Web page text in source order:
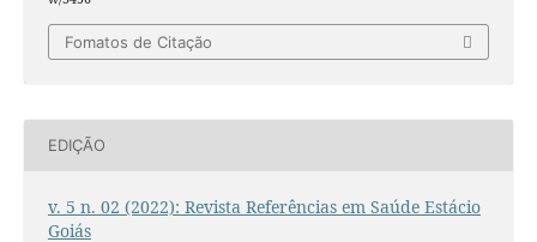
Fomatos de Citação
EDIÇÃO
v. 5 n. 02 (2022): Revista Referências em Saúde Estácio
Goiás